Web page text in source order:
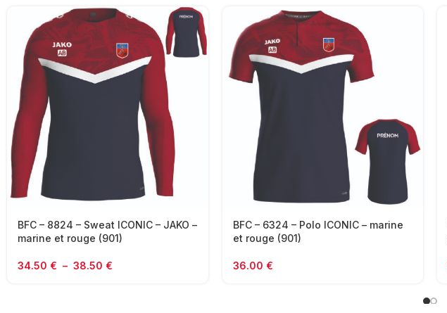
BFC – 8824 – Sweat ICONIC – JAKO –
marine et rouge (901)
34.50 € – 38.50 €
BFC – 6324 – Polo ICONIC – marine
et rouge (901)
36.00 €